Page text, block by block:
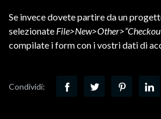
Se invece dovete partire da un
selezionate
compilate i form con i vostri dati di
Condividi: